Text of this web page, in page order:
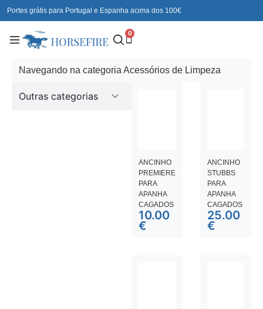
Portes grátis para Portugal e Espanha acima dos 100€
0
Navegando na categoria Acessórios de Limpeza
Outras categorias
ANCINHO
PREMIERE
PARA
APANHA
CAGADOS
10.00
€
ANCINHO
STUBBS
PARA
APANHA
CAGADOS
25.00
€